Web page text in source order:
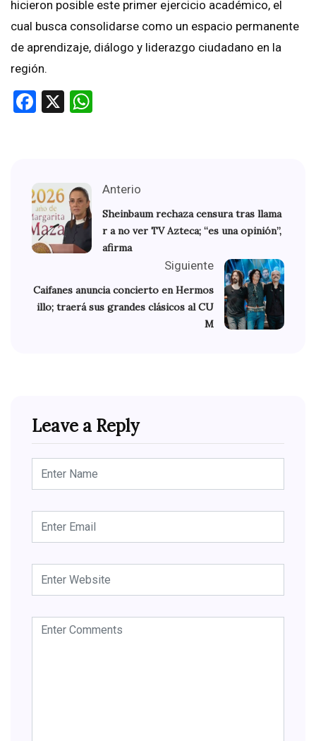
hicieron posible este primer ejercicio académico, el
cual busca consolidarse como un espacio permanente
de aprendizaje, diálogo y liderazgo ciudadano en la
región.
Facebook
X
Anterio
Sheinbaum rechaza censura tras llama
r a no ver TV Azteca; “es una opinión”,
afirma
Siguiente
Caifanes anuncia concierto en Hermos
illo; traerá sus grandes clásicos al CU
M
Leave a Reply